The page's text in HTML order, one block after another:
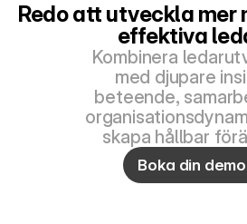
Redo att utveckla mer
effektiva
Kombinera
med djupare
beteende,
skapa hållbar
Boka din